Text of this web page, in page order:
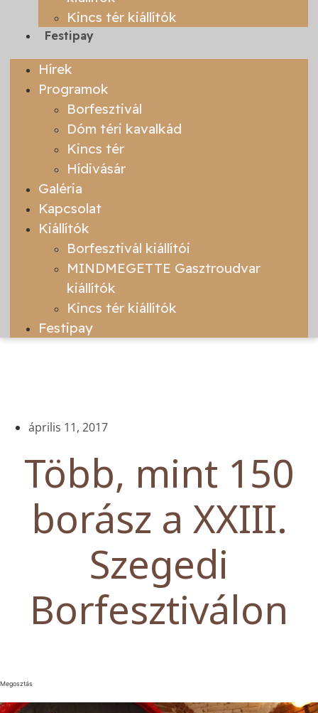
Kincs tér kiállítók
Festipay
Hírek
Programok
Borfesztivál
Dóm téri kavalkád
Kincs tér
Hídivásár
Galéria
Kapcsolat
Kiállítók
Borfesztivál kiállítói
MINDMEGETTE Gasztroudvar
kiállítók
Kincs tér kiállítók
Festipay
április 11, 2017
Több, mint 150
borász a XXIII.
Szegedi
Borfesztiválon
Megosztás